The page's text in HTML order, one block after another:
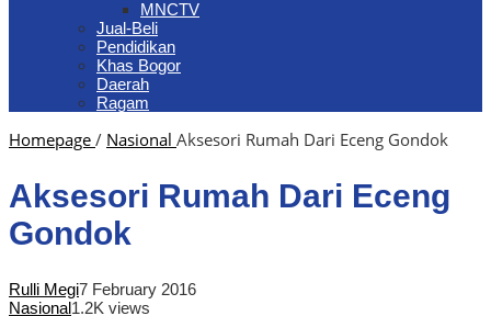
MNCTV
Jual-Beli
Pendidikan
Khas Bogor
Daerah
Ragam
Homepage / Nasional Aksesori Rumah Dari Eceng Gondok
Aksesori Rumah Dari Eceng
Gondok
Rulli Megi7 February 2016
Nasional1.2K views